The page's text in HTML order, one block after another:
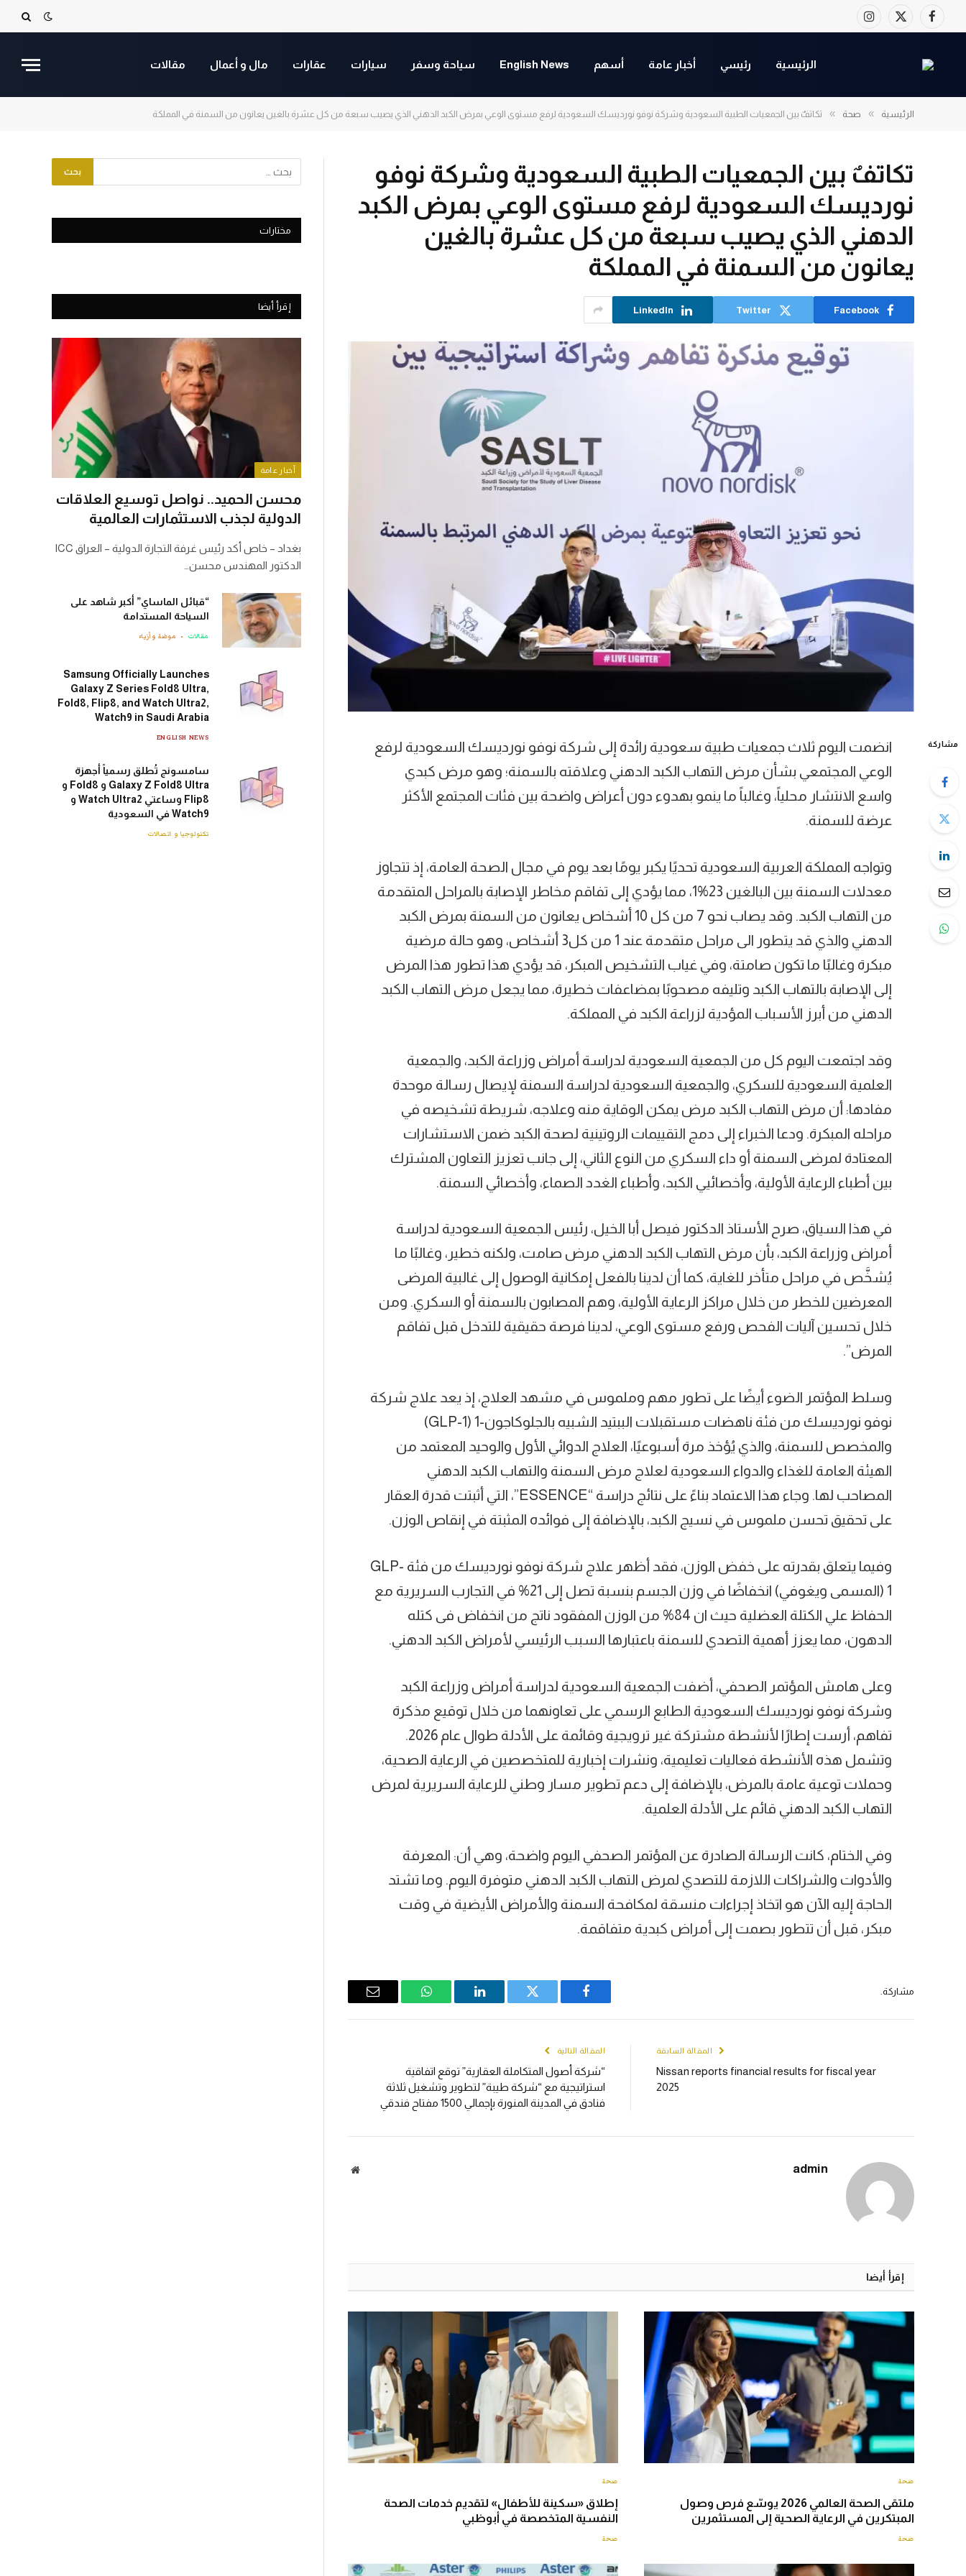
Facebook
X
Instagram
الرئيسية رئيسي أخبار عامة أسهم English News سياحة وسفر سيارات عقارات مال و أعمال مقالات
الرئيسية » صحة » تكاتفٌ بين الجمعيات الطبية السعودية وشركة نوفو نورديسك السعودية لرفع مستوى الوعي بمرض الكبد الدهني الذي يصيب سبعة من كل عشرة بالغين يعانون من السمنة في المملكة
تكاتفٌ بين الجمعيات الطبية السعودية وشركة نوفو
نورديسك السعودية لرفع مستوى الوعي بمرض الكبد
الدهني الذي يصيب سبعة من كل عشرة بالغين
يعانون من السمنة في المملكة
Facebook
Twitter
LinkedIn
مشاركة
انضمت اليوم ثلاث جمعيات طبية سعودية رائدة إلى شركة نوفو نورديسك السعودية لرفع
الوعي المجتمعي بشأن مرض التهاب الكبد الدهني وعلاقته بالسمنة؛ وهو مرض كبدي
واسع الانتشار محلياً، وغالباً ما ينمو بهدوء دون أعراض واضحة بين فئات المجتمع الأكثر
عرضة للسمنة.
وتواجه المملكة العربية السعودية تحديًا يكبر يومًا بعد يوم في مجال الصحة العامة، إذ تتجاوز
معدلات السمنة بين البالغين 23%1، مما يؤدي إلى تفاقم مخاطر الإصابة بالمراحل المتقدمة
من التهاب الكبد. وقد يصاب نحو 7 من كل 10 أشخاص يعانون من السمنة بمرض الكبد
الدهني والذي قد يتطور الى مراحل متقدمة عند 1 من كل3 أشخاص، وهو حالة مرضية
مبكرة وغالبًا ما تكون صامتة، وفي غياب التشخيص المبكر، قد يؤدي هذا تطور هذا المرض
إلى الإصابة بالتهاب الكبد وتليفه مصحوبًا بمضاعفات خطيرة، مما يجعل مرض التهاب الكبد
الدهني من أبرز الأسباب المؤدية لزراعة الكبد في المملكة.
وقد اجتمعت اليوم كل من الجمعية السعودية لدراسة أمراض وزراعة الكبد، والجمعية
العلمية السعودية للسكري، والجمعية السعودية لدراسة السمنة لإيصال رسالة موحدة
مفادها: أن مرض التهاب الكبد مرض يمكن الوقاية منه وعلاجه، شريطة تشخيصه في
مراحله المبكرة. ودعا الخبراء إلى دمج التقييمات الروتينية لصحة الكبد ضمن الاستشارات
المعتادة لمرضى السمنة أو داء السكري من النوع الثاني، إلى جانب تعزيز التعاون المشترك
بين أطباء الرعاية الأولية، وأخصائيي الكبد، وأطباء الغدد الصماء، وأخصائي السمنة.
في هذا السياق، صرح الأستاذ الدكتور فيصل أبا الخيل، رئيس الجمعية السعودية لدراسة
أمراض وزراعة الكبد، بأن مرض التهاب الكبد الدهني مرض صامت، ولكنه خطير، وغالبًا ما
يُشخَّص في مراحل متأخر للغاية، كما أن لدينا بالفعل إمكانية الوصول إلى غالبية المرضى
المعرضين للخطر من خلال مراكز الرعاية الأولية، وهم المصابون بالسمنة أو السكري. ومن
خلال تحسين آليات الفحص ورفع مستوى الوعي، لدينا فرصة حقيقية للتدخل قبل تفاقم
المرض”.
وسلط المؤتمر الضوء أيضًا على تطور مهم وملموس في مشهد العلاج، إذ يعد علاج شركة
نوفو نورديسك من فئة ناهضات مستقبلات الببتيد الشبيه بالجلوكاجون-1 (GLP-1)
والمخصص للسمنة، والذي يُؤخذ مرة أسبوعيًا، العلاج الدوائي الأول والوحيد المعتمد من
الهيئة العامة للغذاء والدواء السعودية لعلاج مرض السمنة والتهاب الكبد الدهني
المصاحب لها. وجاء هذا الاعتماد بناءً على نتائج دراسة “ESSENCE”، التي أثبتت قدرة العقار
على تحقيق تحسن ملموس في نسيج الكبد، بالإضافة إلى فوائده المثبتة في إنقاص الوزن.
وفيما يتعلق بقدرته على خفض الوزن، فقد أظهر علاج شركة نوفو نورديسك من فئة GLP-
1 (المسمى ويغوفي) انخفاضًا في وزن الجسم بنسبة تصل إلى 21% في التجارب السريرية مع
الحفاظ علي الكتلة العضلية حيث ان 84% من الوزن المفقود ناتج من انخفاض فى كتله
الدهون، مما يعزز أهمية التصدي للسمنة باعتبارها السبب الرئيسي لأمراض الكبد الدهني.
وعلى هامش المؤتمر الصحفي، أضفت الجمعية السعودية لدراسة أمراض وزراعة الكبد
وشركة نوفو نورديسك السعودية الطابع الرسمي على تعاونهما من خلال توقيع مذكرة
تفاهم، أرست إطارًا لأنشطة مشتركة غير ترويجية وقائمة على الأدلة طوال عام 2026.
وتشمل هذه الأنشطة فعاليات تعليمية، ونشرات إخبارية للمتخصصين في الرعاية الصحية،
وحملات توعية عامة بالمرض، بالإضافة إلى دعم تطوير مسار وطني للرعاية السريرية لمرض
التهاب الكبد الدهني قائم على الأدلة العلمية.
وفي الختام، كانت الرسالة الصادرة عن المؤتمر الصحفي اليوم واضحة، وهي أن: المعرفة
والأدوات والشراكات اللازمة للتصدي لمرض التهاب الكبد الدهني متوفرة اليوم. وما تشتد
الحاجة إليه الآن هو اتخاذ إجراءات منسقة لمكافحة السمنة والأمراض الأيضية في وقت
مبكر، قبل أن تتطور بصمت إلى أمراض كبدية متفاقمة.
مشاركة.
Facebook
Twitter
LinkedIn
WhatsApp
Email
المقالة السابقة
Nissan reports financial results for fiscal year
2025
المقالة التالية
“شركة أصول المتكاملة العقارية” توقع اتفاقية
استراتيجية مع “شركة طيبة” لتطوير وتشغيل ثلاثة
فنادق في المدينة المنورة بإجمالي 1500 مفتاح فندقي
admin
الموقع
إقرأ أيضا
صحة
ملتقى الصحة العالمي 2026 يوسّع فرص وصول
المبتكرين في الرعاية الصحية إلى المستثمرين
صحة
صحة
إطلاق «سكينة للأطفال» لتقديم خدمات الصحة
النفسية المتخصصة في أبوظبي
صحة
مختارات
إقرأ أيضا
أخبار عامة
محسن الحميد.. نواصل توسيع العلاقات
الدولية لجذب الاستثمارات العالمية
بغداد – خاص أكد رئيس غرفة التجارة الدولية – العراق ICC
الدكتور المهندس محسن…
“قبائل الماساي” أكبر شاهد على
السياحة المستدامة
مقالات موضة وأزياء
Samsung Officially Launches
Galaxy Z Series Fold8 Ultra,
Fold8, Flip8, and Watch Ultra2,
Watch9 in Saudi Arabia
ENGLISH NEWS
سامسونج تُطلق رسمياً أجهزة
Galaxy Z Fold8 Ultra و Fold8 و
Flip8 وساعتي Watch Ultra2 و
Watch9 في السعودية
تكنولوجيا و اتصالات